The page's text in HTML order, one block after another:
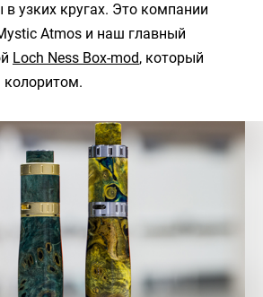
в узких кругах. Это компании
Atmos и наш главный
Loch Ness Box-mod, который
колоритом.